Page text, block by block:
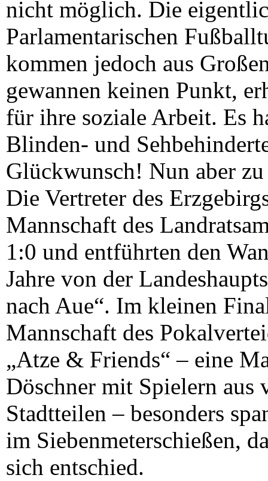
nicht möglich. Die
Parlamentarischen
kommen jedoch aus
gewannen keinen Punkt,
für ihre soziale Arbeit. Es
Blinden- und
Glückwunsch! Nun aber
Die Vertreter des
Mannschaft des
1:0 und entführten den
Jahre von der
nach Aue“. Im kleinen
Mannschaft des
„Atze & Friends“ – eine
Döschner mit Spielern aus
Stadtteilen – besonders
im Siebenmeterschießen,
sich entschied.